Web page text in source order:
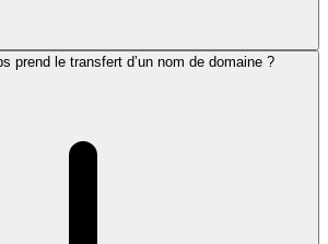
prend le transfert d’un nom de domaine ?